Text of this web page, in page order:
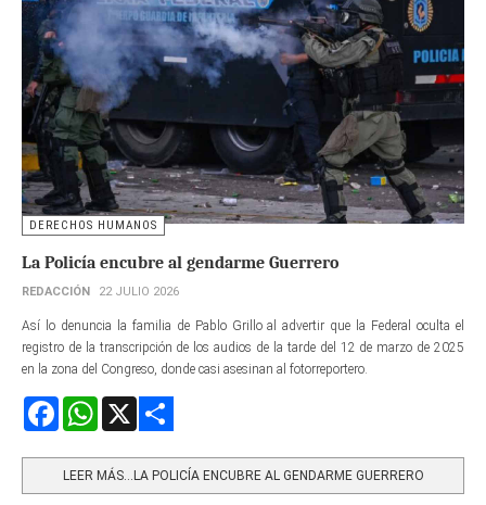
DERECHOS HUMANOS
La Policía encubre al gendarme Guerrero
REDACCIÓN 22 JULIO 2026
Así lo denuncia la familia de Pablo Grillo al advertir que la Federal oculta el
registro de la transcripción de los audios de la tarde del 12 de marzo de 2025
en la zona del Congreso, donde casi asesinan al fotorreportero.
FacebookWhatsApp
LEER MÁS…LA POLICÍA ENCUBRE AL GENDARME GUERRERO